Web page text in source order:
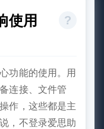
使用
功能的使用。用
连接、文件管
作，这些都是主
，不登录爱思助